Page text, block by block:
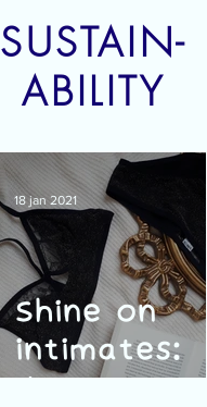
part 2
SUSTAIN-
ABILITY
Shine on
intimates:
duurzaam,
18 jan 2021